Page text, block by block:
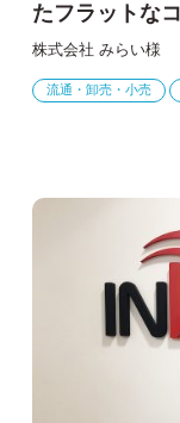
たフラットな
株式会社 みらい様
流通・卸売・小売